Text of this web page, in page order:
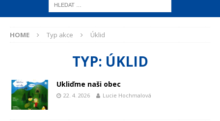
HOME Typ akce Úklid
TYP: ÚKLID
Ukliďme naši obec
22. 4. 2026 Lucie Hochmalová